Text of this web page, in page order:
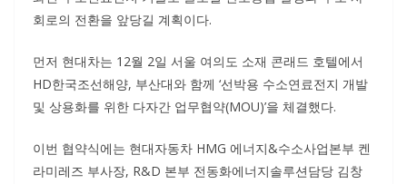
회로의 전환을 앞당길 계획이다.
먼저 현대차는 12월 2일 서울 여의도 소재 콘래드 호텔에서
HD한국조선해양, 부산대와 함께 ‘선박용 수소연료전지 개발
및 상용화를 위한 다자간 업무협약(MOU)’을 체결했다.
이번 협약식에는 현대자동차 HMG 에너지&수소사업본부 켄
라미레즈 부사장, R&D 본부 전동화에너지솔루션담당 김창